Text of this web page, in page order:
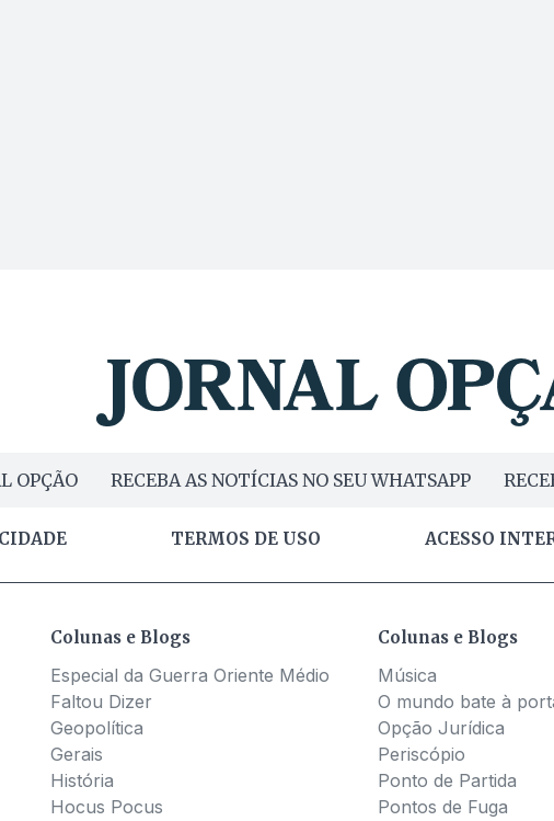
OPÇÃO RECEBA AS NOTÍCIAS NO SEU WHATSAPP
TERMOS DE USO ACESSO
Colunas e Blogs
Especial da Guerra Oriente Médio
Faltou Dizer
Geopolítica
Gerais
História
Hocus Pocus
Colunas e Blogs
Música
O mundo bate à
Opção Jurídica
Periscópio
Ponto de Partida
Pontos de Fuga